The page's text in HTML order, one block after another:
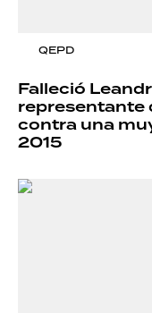
QEPD
Falleció
representante
contra una
2015